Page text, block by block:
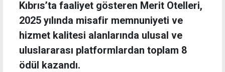
Kıbrıs’ta faaliyet gösteren Merit Otelleri,
2025 yılında misafir memnuniyeti ve
hizmet kalitesi alanlarında ulusal ve
uluslararası platformlardan toplam 8
ödül kazandı.